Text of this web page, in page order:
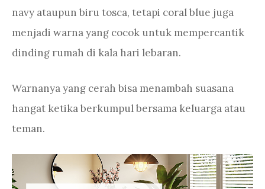
navy ataupun biru tosca, tetapi coral blue juga
menjadi warna yang cocok untuk mempercantik
dinding rumah di kala hari lebaran.
Warnanya yang cerah bisa menambah suasana
hangat ketika berkumpul bersama keluarga atau
teman.